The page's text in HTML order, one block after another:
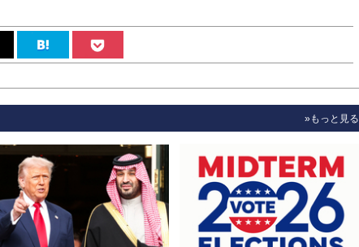
»もっと見る